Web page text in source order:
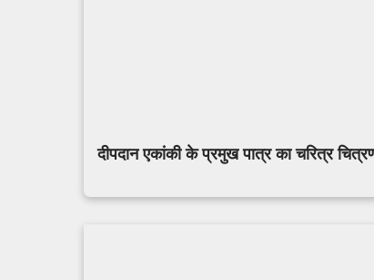
दीपदान एकांकी के प्रमुख पात्र का चरित्र